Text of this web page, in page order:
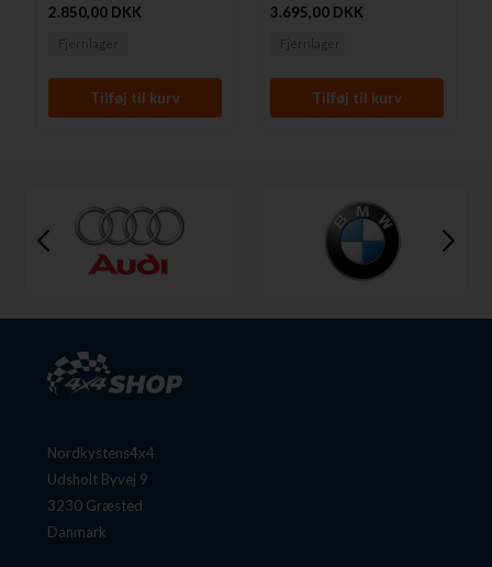
2.850,00 DKK
Fjernlager
3.695,00 DKK
Fjernlager
Nordkystens4x4
Udsholt Byvej 9
3230 Græsted
Danmark